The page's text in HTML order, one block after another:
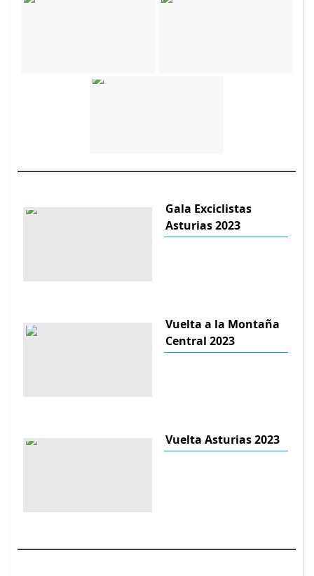
Gala Exciclistas
Asturias 2023
Vuelta a la Montaña
Central 2023
Vuelta Asturias 2023